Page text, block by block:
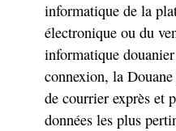
informatique de la
électronique ou du
informatique
connexion, la
de courrier exprès et
données les plus